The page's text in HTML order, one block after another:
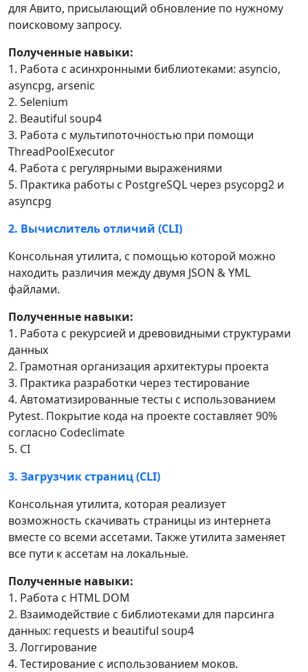
для Авито, присылающий обновление по нужному
поисковому запросу.
Полученные навыки:
1. Работа с асинхронными библиотеками: asyncio,
asyncpg, arsenic
2. Selenium
2. Beautiful soup4
3. Работа с мультипоточностью при помощи
ThreadPoolExecutor
4. Работа с регулярными выражениями
5. Практика работы с PostgreSQL через psycopg2 и
asyncpg
2. Вычислитель отличий (CLI)
Консольная утилита, с помощью которой можно
находить различия между двумя JSON & YML
файлами.
Полученные навыки:
1. Работа с рекурсией и древовидными структурами
данных
2. Грамотная организация архитектуры проекта
3. Практика разработки через тестирование
4. Автоматизированные тесты с использованием
Pytest. Покрытие кода на проекте составляет 90%
согласно Codeclimate
5. CI
3. Загрузчик страниц (CLI)
Консольная утилита, которая реализует
возможность скачивать страницы из интернета
вместе со всеми ассетами. Также утилита заменяет
все пути к ассетам на локальные.
Полученные навыки:
1. Работа с HTML DOM
2. Взаимодействие с библиотеками для парсинга
данных: requests и beautiful soup4
3. Логгирование
4. Тестирование с использованием моков.